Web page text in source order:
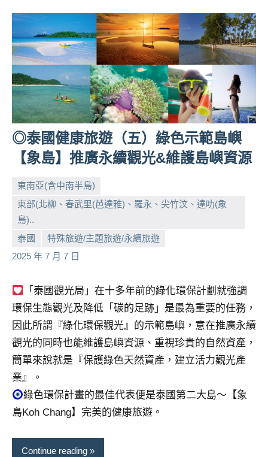
旅
遊、
達
人
帶
路、
遊
節
賓、
金
探
號
節
底、
外
景
節
目
持、
吳
哥
泰
◎泰國健康旅遊（五）綠色示範島嶼
【象島】推廣永續觀光&維護島嶼資源
東南亞(含中南半島)
東部(北柳、春武里(芭達雅)、羅永、尖竹汶、達叻(象
島)..
泰國
特殊旅遊/主題旅遊/永續旅遊
2025 年 7 月 7 日
芳
comments
「泰國觀光局」在十多年前的綠化環保計劃就強調
環保生態觀光及降低「碳的足跡」是最為重要的任務，
因此所謂『綠化環保觀光』的示範島嶼，意在推廣永續
觀光的同時也能維護島嶼資源、重視珍貴的自然資產，
簡單來說就是『保護綠色天然資產，建立活力觀光產
業』。
綠色環保計畫的最佳代表便是泰國第二大島～【象
島Koh Chang】完美的健康旅遊。
Continue reading